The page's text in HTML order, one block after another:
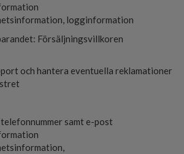
logginformation
Försäljningsvillkoren
och hantera eventuella reklamationer
telefonnummer samt e-post